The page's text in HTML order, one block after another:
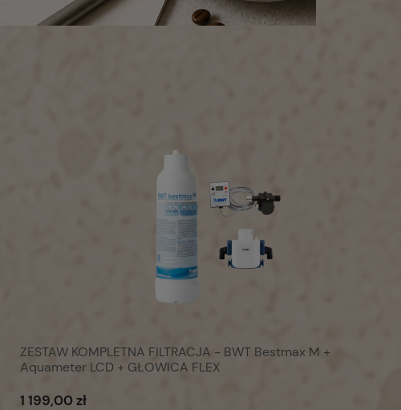
ZESTAW KOMPLETNA FILTRACJA - BWT Bestmax M +
Aquameter LCD + GŁOWICA FLEX
1 199,00 zł